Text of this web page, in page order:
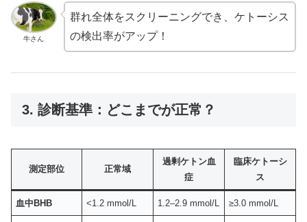
牛さん
群れ全体をスクリーニングでき、ケトーシス
の検出率がアップ！
3. 診断基準：どこまでが正常？
測定部位 正常域
過剰ケトン血
症
臨床ケトーシ
ス
血中BHB <1.2 mmol/L 1.2–2.9 mmol/L ≥3.0 mmol/L